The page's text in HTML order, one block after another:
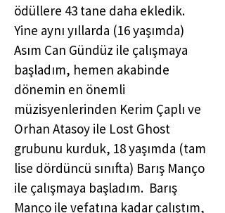
ödüllere 43 tane daha ekledik.
Yine aynı yıllarda (16 yaşımda)
Asım Can Gündüz ile çalışmaya
başladım, hemen akabinde
dönemin en önemli
müzisyenlerinden Kerim Çaplı ve
Orhan Atasoy ile Lost Ghost
grubunu kurduk, 18 yaşımda (tam
lise dördüncü sınıfta) Barış Manço
ile çalışmaya başladım. Barış
Manço ile vefatına kadar çalıştım,